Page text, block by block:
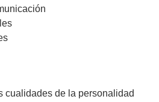
cualidades de la personalidad